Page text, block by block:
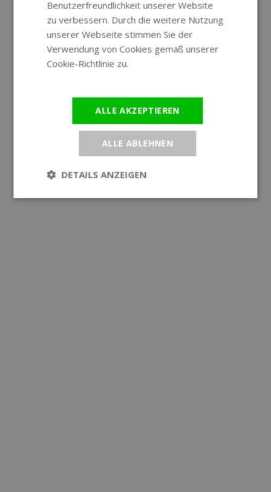
GERMAN
Benutzerfreundlichkeit unserer Website
zu verbessern. Durch die weitere Nutzung
unserer Webseite stimmen Sie der
Verwendung von Cookies gemäß unserer
Cookie-Richtlinie zu.
ALLE AKZEPTIEREN
ALLE ABLEHNEN
DETAILS ANZEIGEN